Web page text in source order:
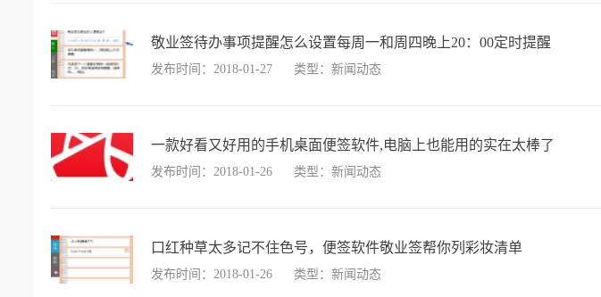
敬业签待办事项提醒怎么设置每周一和周四晚上20：00定时提醒
发布时间：2018-01-27 类型：新闻动态
一款好看又好用的手机桌面便签软件,电脑上也能用的实在太棒了
发布时间：2018-01-26 类型：新闻动态
口红种草太多记不住色号，便签软件敬业签帮你列彩妆清单
发布时间：2018-01-26 类型：新闻动态